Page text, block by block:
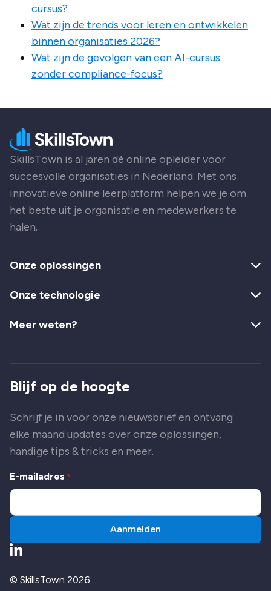
cursus?
Wat zijn de trends voor leren en ontwikkelen
binnen organisaties 2026?
Wat zijn de gevolgen van een AI-cursus
zonder compliance-focus?
SkillsTown is al jaren dé online opleider voor
succesvolle organisaties in Nederland. Met ons
innovatieve online leerplatform helpen we je om
het beste uit je organisatie en medewerkers te
halen.
Onze oplossingen
Onze technologie
Meer weten?
Blijf op de hoogte
Schrijf je in voor onze nieuwsbrief en ontvang
elke maand updates over onze oplossingen,
handige tips & tricks en meer.
E-mailadres *
Aanmelden
Ga naar LinkedIn
© SkillsTown 2026